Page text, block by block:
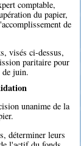
comptable,
du papier,
de
visés ci-dessus,
paritaire pour
de juin.
unanime de la
déterminer leurs